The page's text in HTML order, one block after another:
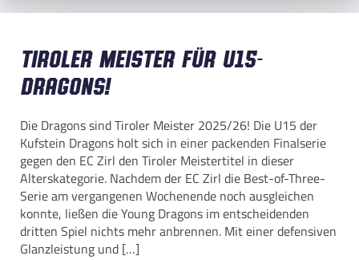
Tiroler Meister für U15-
Dragons!
Die Dragons sind Tiroler Meister 2025/26! Die U15 der
Kufstein Dragons holt sich in einer packenden Finalserie
gegen den EC Zirl den Tiroler Meistertitel in dieser
Alterskategorie. Nachdem der EC Zirl die Best-of-Three-
Serie am vergangenen Wochenende noch ausgleichen
konnte, ließen die Young Dragons im entscheidenden
dritten Spiel nichts mehr anbrennen. Mit einer defensiven
Glanzleistung und […]